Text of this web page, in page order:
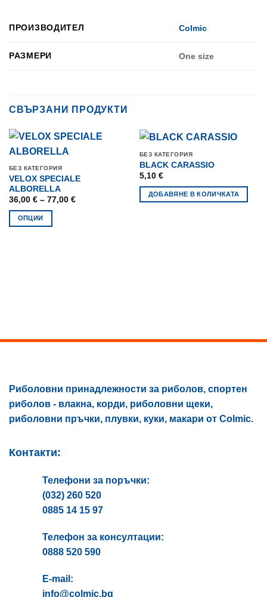
ПРОИЗВОДИТЕЛ Colmic
РАЗМЕРИ One size
СВЪРЗАНИ ПРОДУКТИ
БЕЗ КАТЕГОРИЯ
VELOX SPECIALE
ALBORELLA
36,00 € – 77,00 €Price
ОПЦИИ
chosen
page
БЕЗ КАТЕГОРИЯ
BLACK CARASSIO
5,10 €
ДОБАВЯНЕ В КОЛИЧКАТА
Риболовни принадлежности за риболов, спортен
риболов - влакна, корди, риболовни щеки,
риболовни пръчки, плувки, куки, макари от Colmic.
Контакти:
Телефони за поръчки:
(032) 260 520
0885 14 15 97
Телефон за консултации:
0888 520 590
E-mail:
info@colmic.bg